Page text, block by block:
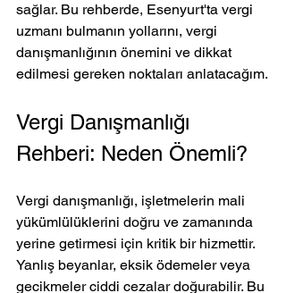
sağlar. Bu rehberde, Esenyurt'ta vergi
uzmanı bulmanın yollarını, vergi
danışmanlığının önemini ve dikkat
edilmesi gereken noktaları anlatacağım.
Vergi Danışmanlığı
Rehberi: Neden Önemli?
Vergi danışmanlığı, işletmelerin mali
yükümlülüklerini doğru ve zamanında
yerine getirmesi için kritik bir hizmettir.
Yanlış beyanlar, eksik ödemeler veya
gecikmeler ciddi cezalar doğurabilir. Bu